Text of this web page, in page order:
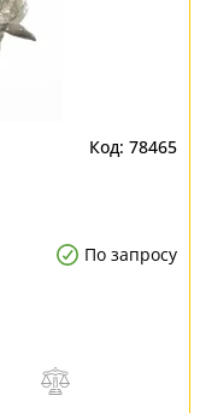
78465
По запросу